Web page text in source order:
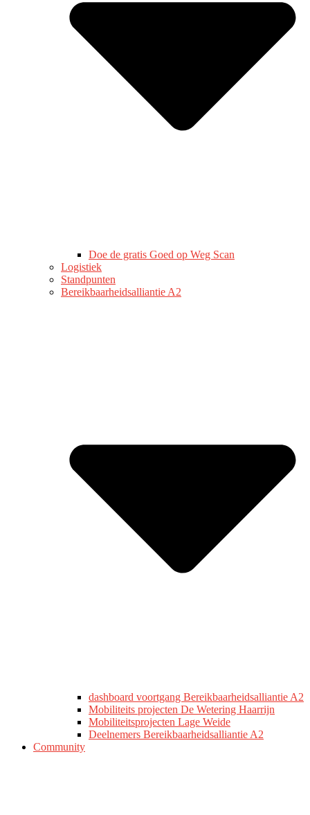
Doe de gratis Goed op Weg Scan
Logistiek
Standpunten
Bereikbaarheidsalliantie A2
dashboard voortgang Bereikbaarheidsalliantie A2
Mobiliteits projecten De Wetering Haarrijn
Mobiliteitsprojecten Lage Weide
Deelnemers Bereikbaarheidsalliantie A2
Community